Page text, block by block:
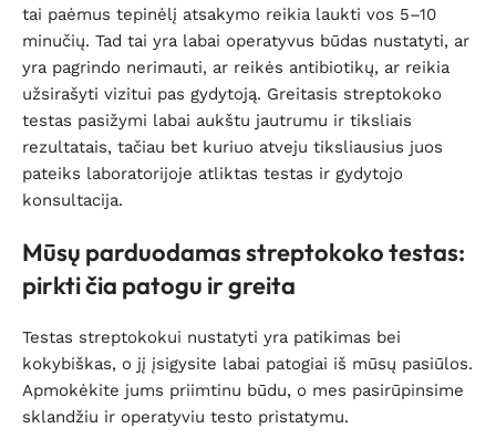
tai paėmus tepinėlį atsakymo reikia laukti vos 5–10
minučių. Tad tai yra labai operatyvus būdas nustatyti, ar
yra pagrindo nerimauti, ar reikės antibiotikų, ar reikia
užsirašyti vizitui pas gydytoją. Greitasis streptokoko
testas pasižymi labai aukštu jautrumu ir tiksliais
rezultatais, tačiau bet kuriuo atveju tiksliausius juos
pateiks laboratorijoje atliktas testas ir gydytojo
konsultacija.
Mūsų parduodamas streptokoko testas:
pirkti čia patogu ir greita
Testas streptokokui nustatyti yra patikimas bei
kokybiškas, o jį įsigysite labai patogiai iš mūsų pasiūlos.
Apmokėkite jums priimtinu būdu, o mes pasirūpinsime
sklandžiu ir operatyviu testo pristatymu.